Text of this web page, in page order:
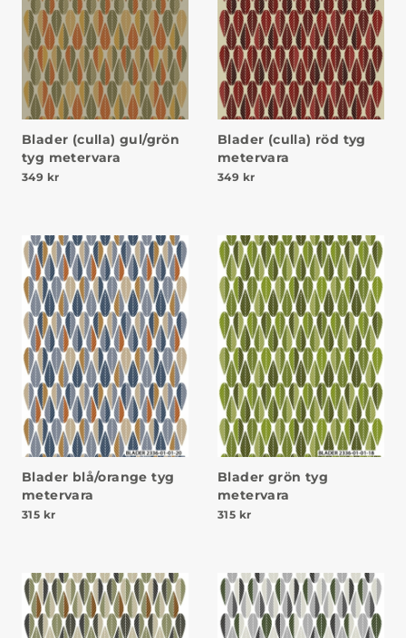
Blader (culla) gul/grön
tyg metervara
349 kr
Blader (culla) röd tyg
metervara
349 kr
Blader blå/orange tyg
metervara
315 kr
Blader grön tyg
metervara
315 kr